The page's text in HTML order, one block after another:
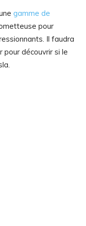
gamme de
pour
Il faudra
découvrir si le